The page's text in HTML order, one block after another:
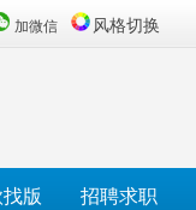
加微信 风格切换
版 招聘求职